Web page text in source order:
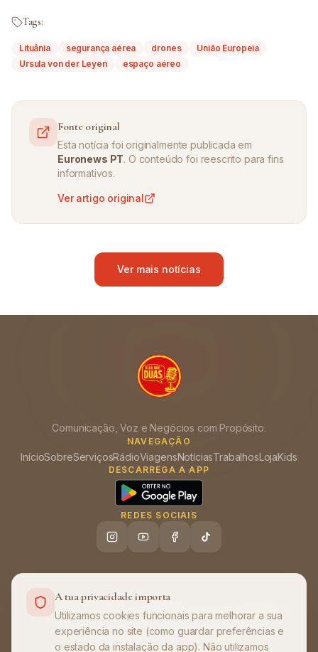
Tags:
Lituânia segurança aérea drones
União Europeia
Ursula von der Leyen
espaço aéreo
Fonte original
Esta notícia foi originalmente publicada em
Euronews PT. O conteúdo foi reescrito para fins
informativos.
Ver artigo original
Ver mais notícias
Comunicação, Voz e Negócios com Propósito.
NAVEGAÇÃO
InícioSobreServiçosRádioViagensNotíciasTrabalhosLojaKids
DESCARREGA A APP
REDES SOCIAIS
Ajuda (FAQ)•Política de Privacidade • Termos de Utilização
©2026 Olha que Duas. Todos os direitos
A tua privacidade importa
Utilizamos cookies funcionais para melhorar a sua
experiência no site (como guardar preferências e
o estado da instalação da app). Não utilizamos